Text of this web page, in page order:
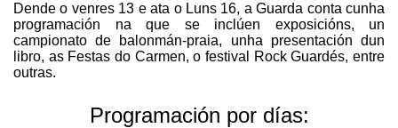
Dende o venres 13 e ata o Luns 16, a Guarda conta cunha
programación na que se inclúen exposicións, un
campionato de balonmán-praia, unha presentación dun
libro, as Festas do Carmen, o festival Rock Guardés, entre
outras.
Programación por días: